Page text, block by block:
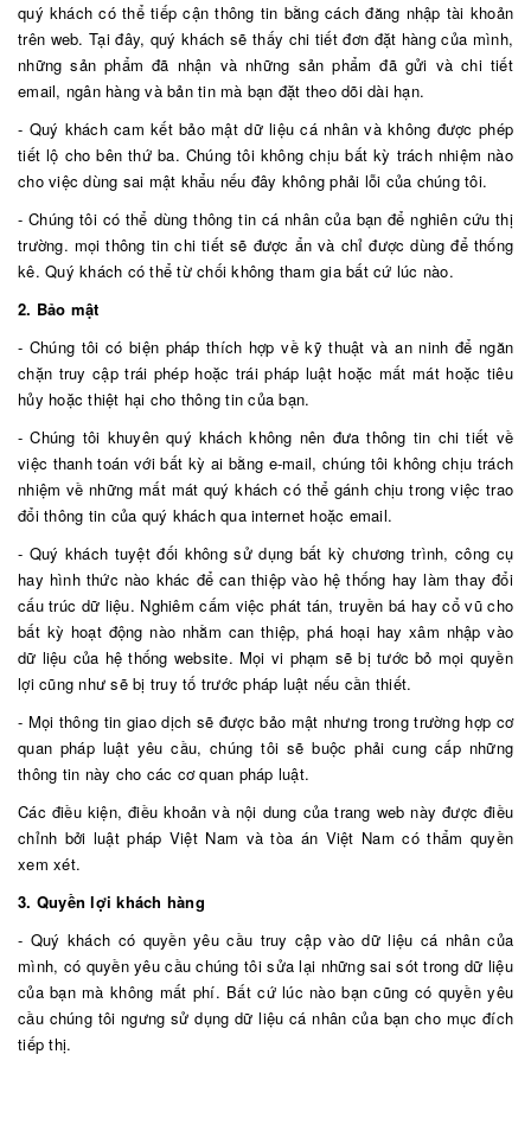
quý khách có thể tiếp cận thông tin bằng cách đăng nhập tài khoản
trên web. Tại đây, quý khách sẽ thấy chi tiết đơn đặt hàng của mình,
những sản phẩm đã nhận và những sản phẩm đã gửi và chi tiết
email, ngân hàng và bản tin mà bạn đặt theo dõi dài hạn.
- Quý khách cam kết bảo mật dữ liệu cá nhân và không được phép
tiết lộ cho bên thứ ba. Chúng tôi không chịu bất kỳ trách nhiệm nào
cho việc dùng sai mật khẩu nếu đây không phải lỗi của chúng tôi.
- Chúng tôi có thể dùng thông tin cá nhân của bạn để nghiên cứu thị
trường. mọi thông tin chi tiết sẽ được ẩn và chỉ được dùng để thống
kê. Quý khách có thể từ chối không tham gia bất cứ lúc nào.
2. Bảo mật
- Chúng tôi có biện pháp thích hợp về kỹ thuật và an ninh để ngăn
chặn truy cập trái phép hoặc trái pháp luật hoặc mất mát hoặc tiêu
hủy hoặc thiệt hại cho thông tin của bạn.
- Chúng tôi khuyên quý khách không nên đưa thông tin chi tiết về
việc thanh toán với bất kỳ ai bằng e-mail, chúng tôi không chịu trách
nhiệm về những mất mát quý khách có thể gánh chịu trong việc trao
đổi thông tin của quý khách qua internet hoặc email.
- Quý khách tuyệt đối không sử dụng bất kỳ chương trình, công cụ
hay hình thức nào khác để can thiệp vào hệ thống hay làm thay đổi
cấu trúc dữ liệu. Nghiêm cấm việc phát tán, truyền bá hay cổ vũ cho
bất kỳ hoạt động nào nhằm can thiệp, phá hoại hay xâm nhập vào
dữ liệu của hệ thống website. Mọi vi phạm sẽ bị tước bỏ mọi quyền
lợi cũng như sẽ bị truy tố trước pháp luật nếu cần thiết.
- Mọi thông tin giao dịch sẽ được bảo mật nhưng trong trường hợp cơ
quan pháp luật yêu cầu, chúng tôi sẽ buộc phải cung cấp những
thông tin này cho các cơ quan pháp luật.
Các điều kiện, điều khoản và nội dung của trang web này được điều
chỉnh bởi luật pháp Việt Nam và tòa án Việt Nam có thẩm quyền
xem xét.
3. Quyền lợi khách hàng
- Quý khách có quyền yêu cầu truy cập vào dữ liệu cá nhân của
mình, có quyền yêu cầu chúng tôi sửa lại những sai sót trong dữ liệu
của bạn mà không mất phí. Bất cứ lúc nào bạn cũng có quyền yêu
cầu chúng tôi ngưng sử dụng dữ liệu cá nhân của bạn cho mục đích
tiếp thị.